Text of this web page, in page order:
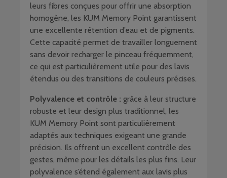
leurs fibres conçues pour offrir une absorption
homogène, les KUM Memory Point garantissent
une excellente rétention d’eau et de pigments.
Cette capacité permet de travailler longuement
sans devoir recharger le pinceau fréquemment,
ce qui est particulièrement utile pour des lavis
étendus ou des transitions de couleurs précises.
Polyvalence et contrôle : grâce à leur structure
robuste et leur design plus traditionnel, les
KUM Memory Point sont particulièrement
adaptés aux techniques exigeant une grande
précision. Ils offrent un excellent contrôle des
gestes, même pour les détails les plus fins. Leur
polyvalence s’étend également aux lavis plus